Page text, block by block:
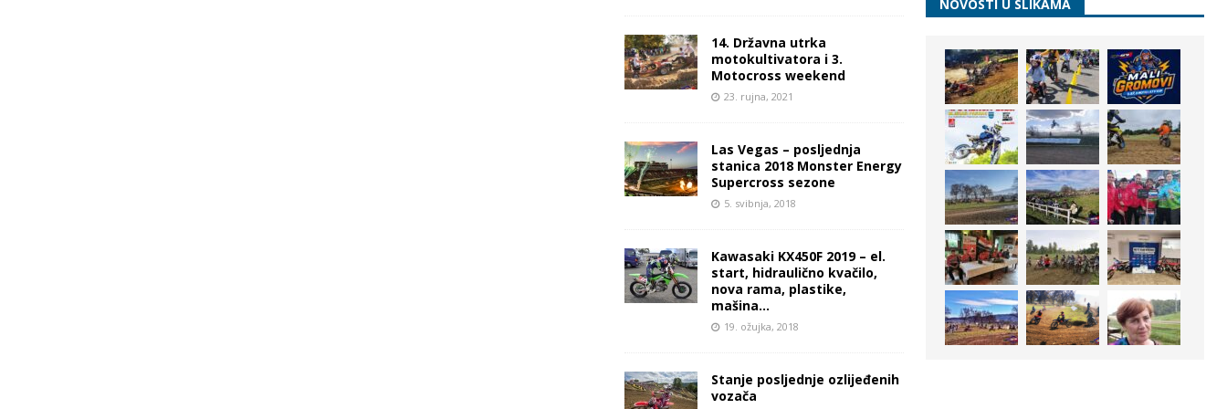
14. Državna utrka
motokultivatora i 3.
Motocross weekend
23. rujna, 2021
Las Vegas – posljednja
stanica 2018 Monster Energy
Supercross sezone
5. svibnja, 2018
Kawasaki KX450F 2019 – el.
start, hidraulično kvačilo,
nova rama, plastike,
mašina…
19. ožujka, 2018
Stanje posljednje ozlijeđenih
vozača
NOVOSTI U SLIKAMA